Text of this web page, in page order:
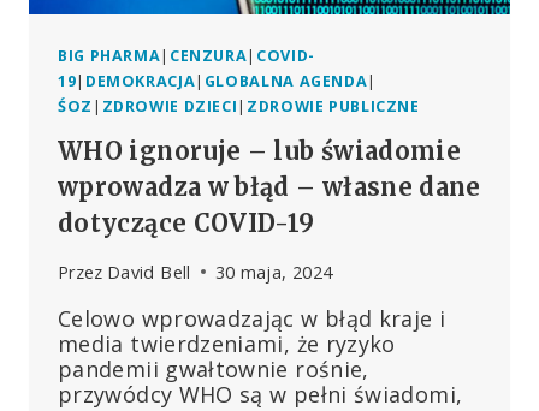
BIG PHARMA| CENZURA| COVID-
19| DEMOKRACJA| GLOBALNA AGENDA|
ŚOZ | ZDROWIE DZIECI| ZDROWIE PUBLICZNE
WHO ignoruje – lub świadomie
wprowadza w błąd – własne dane
dotyczące COVID-19
Przez David Bell 30 maja, 2024
Celowo wprowadzając w błąd kraje i
media twierdzeniami, że ryzyko
pandemii gwałtownie rośnie,
przywódcy WHO są w pełni świadomi,